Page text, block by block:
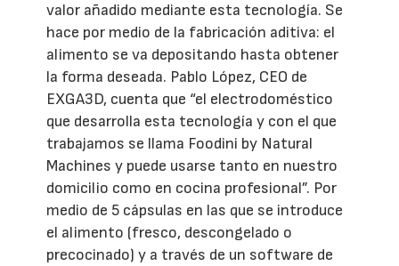
valor añadido mediante esta tecnología. Se
hace por medio de la fabricación aditiva: el
alimento se va depositando hasta obtener
la forma deseada. Pablo López, CEO de
EXGA3D, cuenta que “el electrodoméstico
que desarrolla esta tecnología y con el que
trabajamos se llama Foodini by Natural
Machines y puede usarse tanto en nuestro
domicilio como en cocina profesional”. Por
medio de 5 cápsulas en las que se introduce
el alimento (fresco, descongelado o
precocinado) y a través de un software de